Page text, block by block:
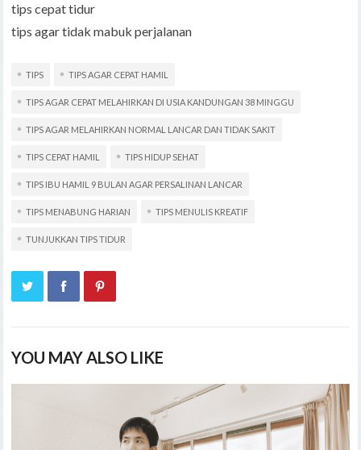
tips cepat tidur
tips agar tidak mabuk perjalanan
TIPS TIPS AGAR CEPAT HAMIL
TIPS AGAR CEPAT MELAHIRKAN DI USIA KANDUNGAN 38 MINGGU
TIPS AGAR MELAHIRKAN NORMAL LANCAR DAN TIDAK SAKIT
TIPS CEPAT HAMIL TIPS HIDUP SEHAT
TIPS IBU HAMIL 9 BULAN AGAR PERSALINAN LANCAR
TIPS MENABUNG HARIAN TIPS MENULIS KREATIF
TUNJUKKAN TIPS TIDUR
YOU MAY ALSO LIKE